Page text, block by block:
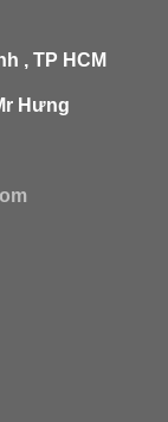
, TP HCM
Hưng